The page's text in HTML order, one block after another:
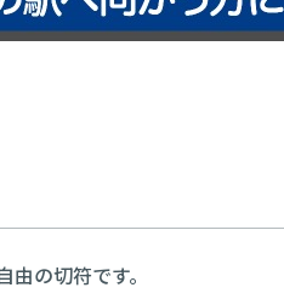
の切符です。